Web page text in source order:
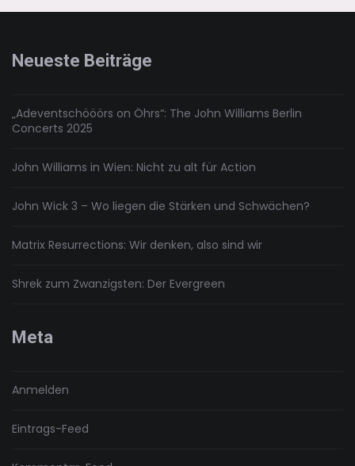
Neueste Beiträge
„Adeventschööörs on Öhrs“: The John Williams Berlin
Concerts 2025
John Williams in Wien: Nicht zu alt für Action
John Wick 3 – Wo liegen die Stärken und Schwächen?
Matrix Resurrections: Wir denken, also sind wir
Shrek zum Zwanzigsten: Der Evergreen
Meta
Anmelden
Eintrags-Feed